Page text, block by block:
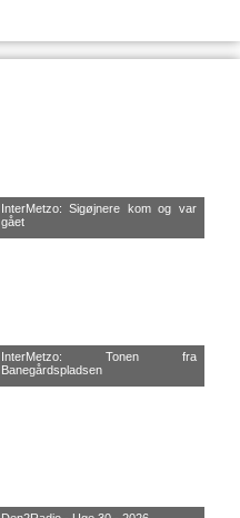
InterMetzo: Sigøjnere kom og var
gået
InterMetzo: Tonen fra
Banegårdspladsen